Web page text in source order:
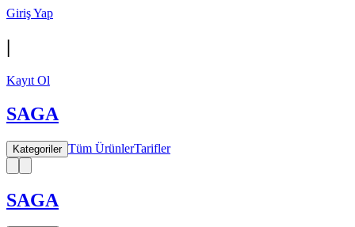
Giriş Yap
|
Kayıt Ol
SAGA
Kategoriler Tüm ÜrünlerTarifler
SAGA